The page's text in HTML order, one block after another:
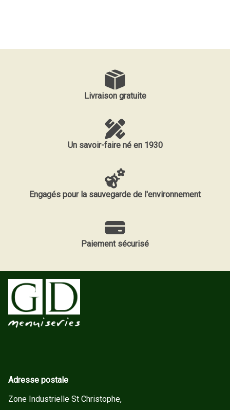
Livraison gratuite
Un savoir-faire né en 1930
Engagés pour la sauvegarde de l'environnement
Paiement sécurisé
Adresse postale
Zone Industrielle St Christophe,